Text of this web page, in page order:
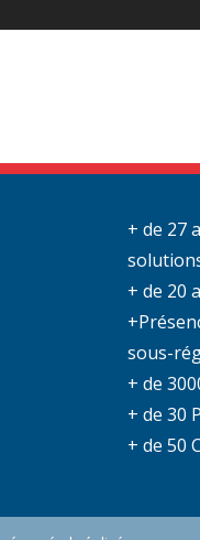
+ de 27
+ de 20
sous-
+ de
+ de 30
+ de 50